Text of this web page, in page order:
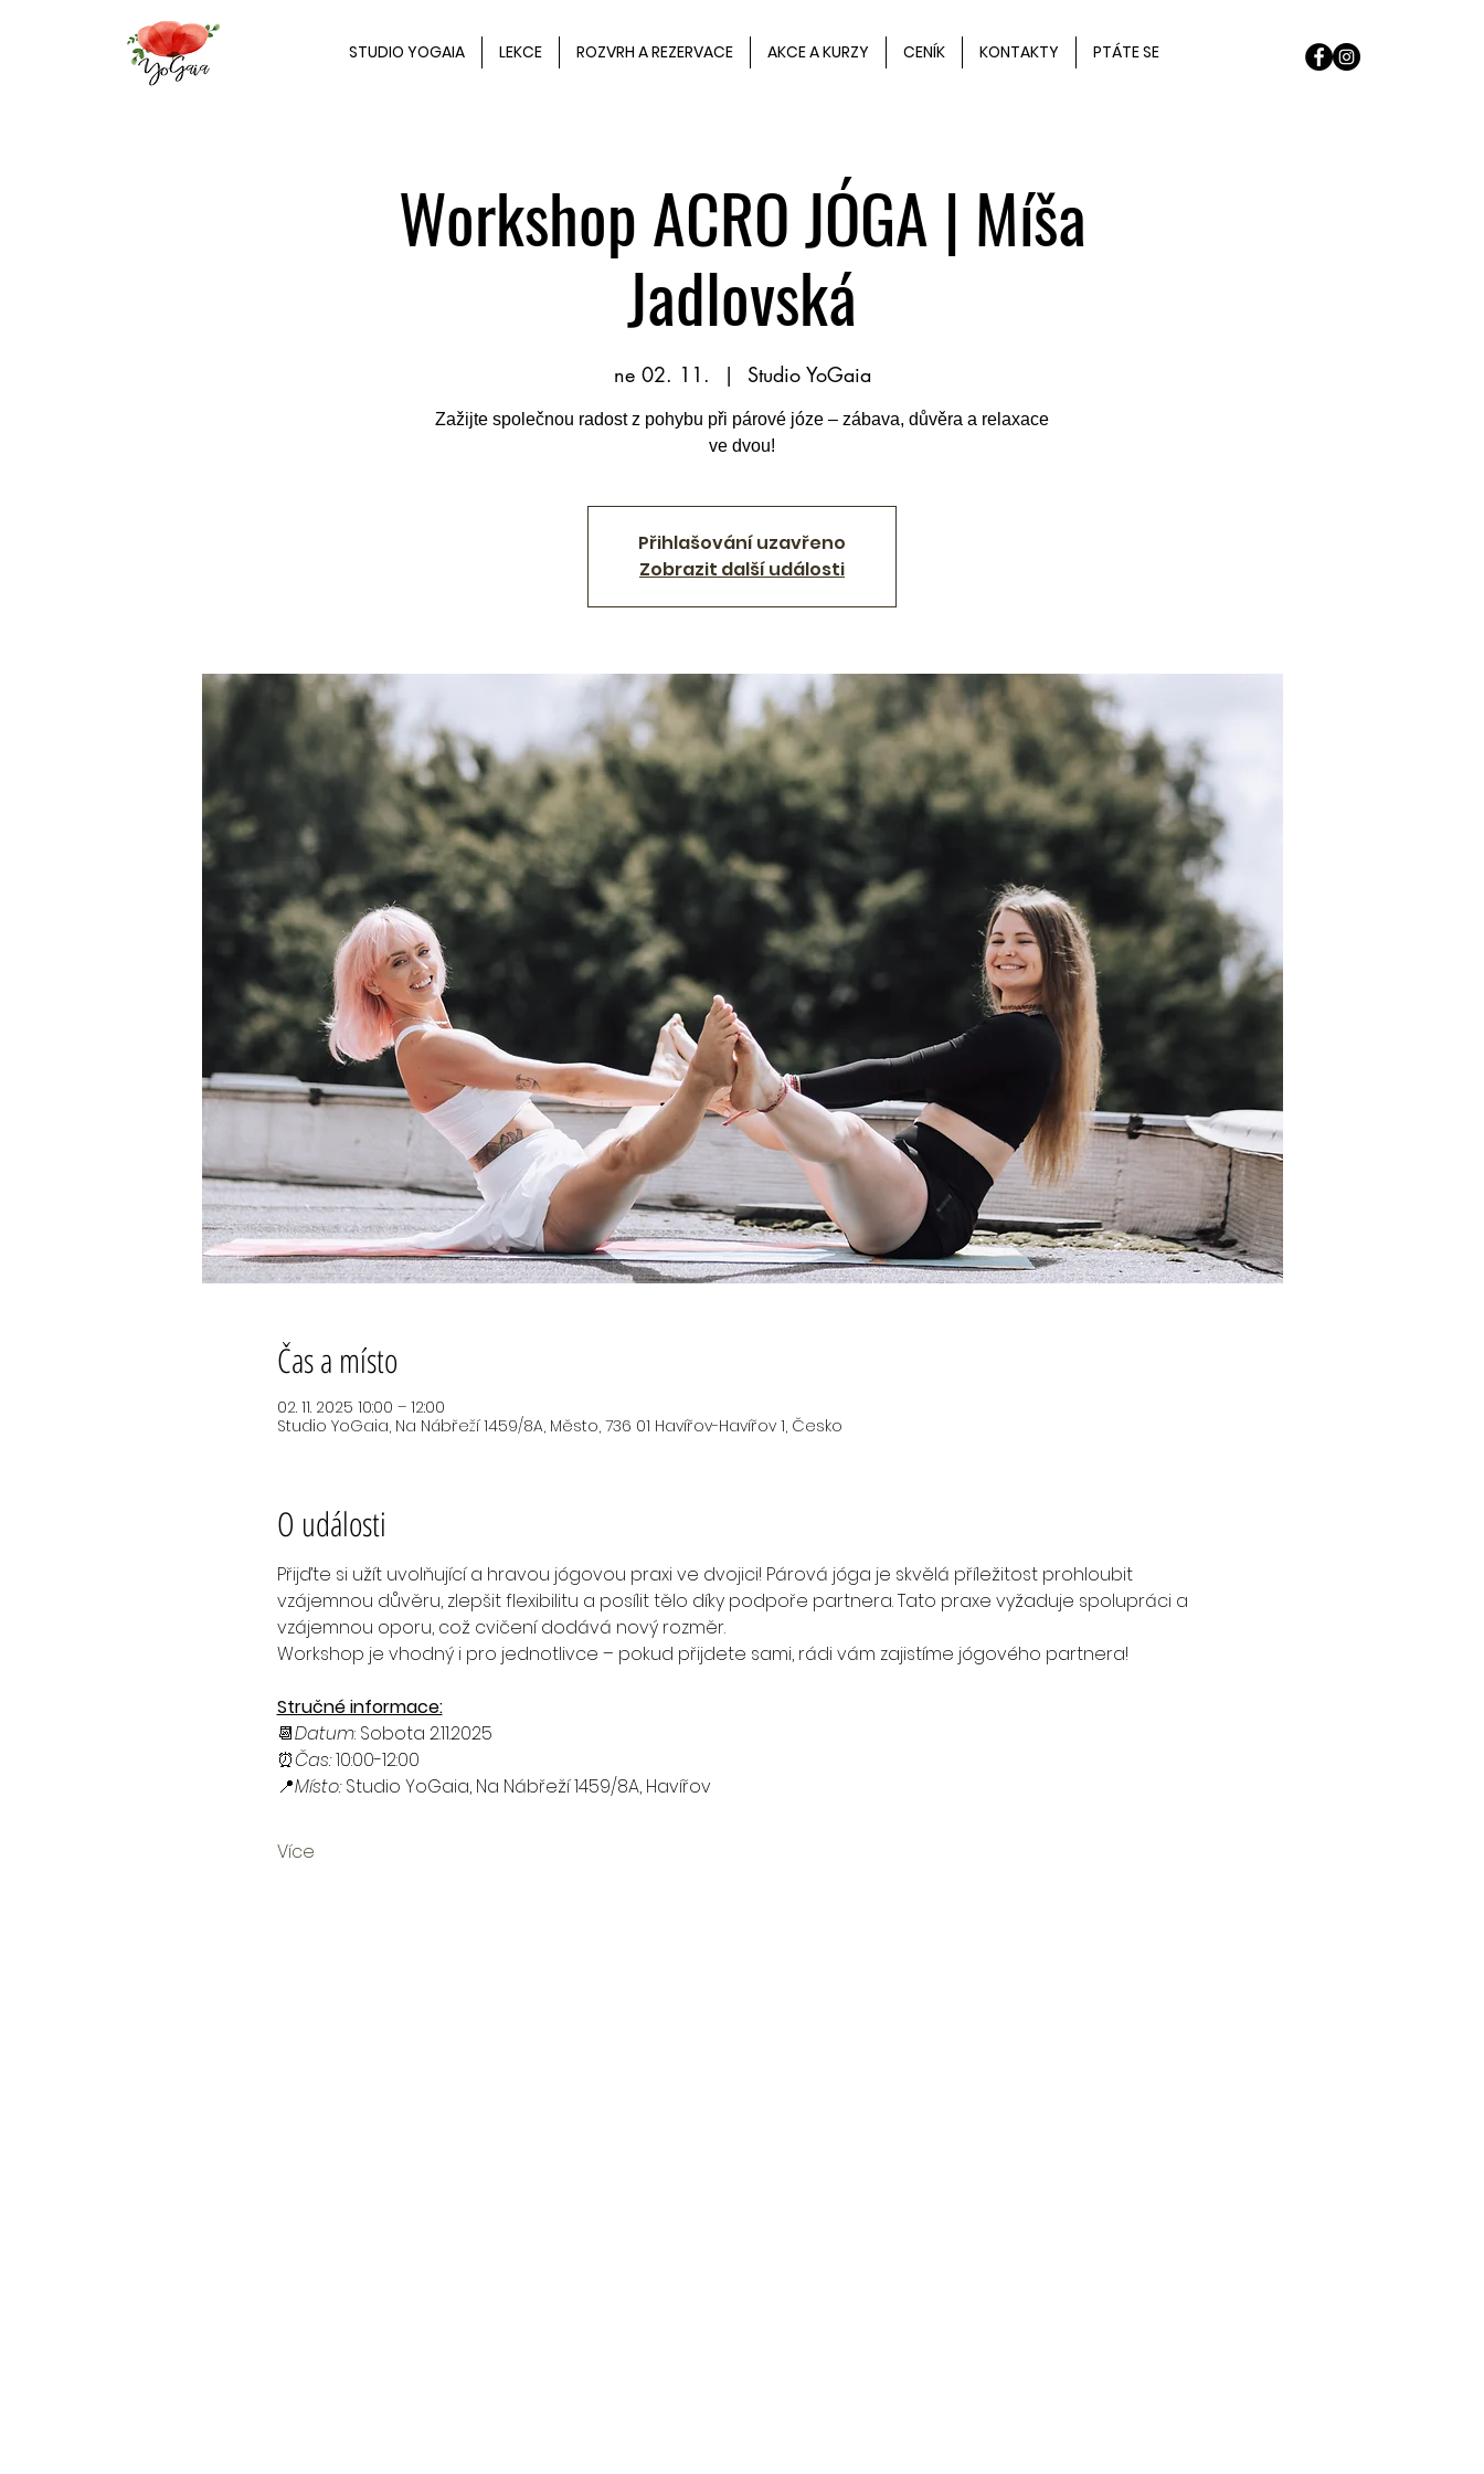
STUDIO YOGAIA LEKCE ROZVRH A REZERVACE AKCE A KURZY CENÍK KONTAKTY PTÁTE SE
Workshop ACRO JÓGA | Míša
Jadlovská
ne 02. 11.
  |
Studio YoGaia
Zažijte společnou radost z pohybu při párové józe – zábava, důvěra a relaxace
ve dvou!
Přihlašování uzavřeno
Zobrazit další události
Čas a místo
02. 11. 2025 10:00 – 12:00
Studio YoGaia, Na Nábřeží 1459/8A, Město, 736 01 Havířov-Havířov 1, Česko
O události
Přijďte si užít uvolňující a hravou jógovou praxi ve dvojici! Párová jóga je skvělá příležitost prohloubit
vzájemnou důvěru, zlepšit flexibilitu a posílit tělo díky podpoře partnera. Tato praxe vyžaduje spolupráci a
vzájemnou oporu, což cvičení dodává nový rozměr.
Workshop je vhodný i pro jednotlivce – pokud přijdete sami, rádi vám zajistíme jógového partnera!
Stručné informace:
📆Datum: Sobota 2.11.2025
⏰Čas: 10:00-12:00
📍Místo: Studio YoGaia, Na Nábřeží 1459/8A, Havířov
Více